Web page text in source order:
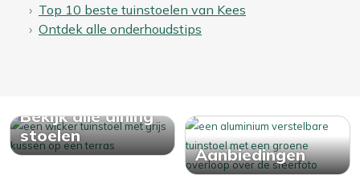
Top 10 beste tuinstoelen van Kees
Ontdek alle onderhoudstips
Bekijk alle dining
stoelen
Aanbiedingen